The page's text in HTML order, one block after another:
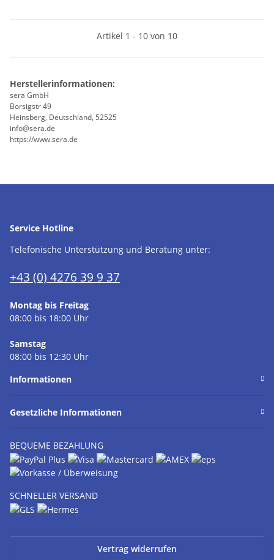
Artikel 1 - 10 von 10
Herstellerinformationen:
sera GmbH
Borsigstr 49
Heinsberg, Deutschland, 52525
info@sera.de
https://www.sera.de
Service Hotline
Telefonische Unterstützung und Beratung unter:
+43 (0) 4276 39 9 37
Montag bis Freitag
08:00 bis 18:00 Uhr
Samstag
08:00 bis 12:30 Uhr
Informationen
Gesetzliche Informationen
BEQUEME BEZAHLUNG
SCHNELLER VERSAND
Vertrag widerrufen